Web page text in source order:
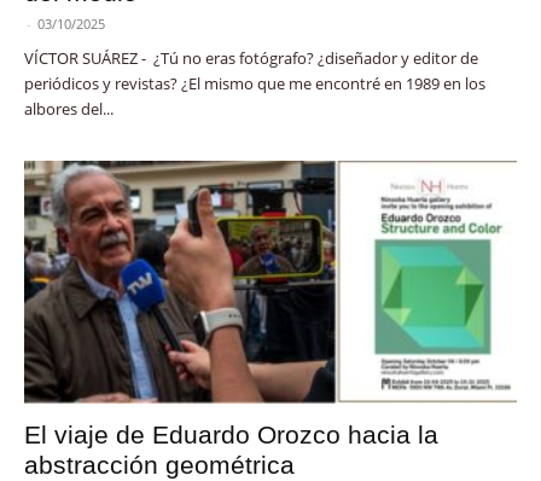
- 03/10/2025
VÍCTOR SUÁREZ - ¿Tú no eras fotógrafo? ¿diseñador y editor de
periódicos y revistas? ¿El mismo que me encontré en 1989 en los
albores del...
El viaje de Eduardo Orozco hacia la
abstracción geométrica